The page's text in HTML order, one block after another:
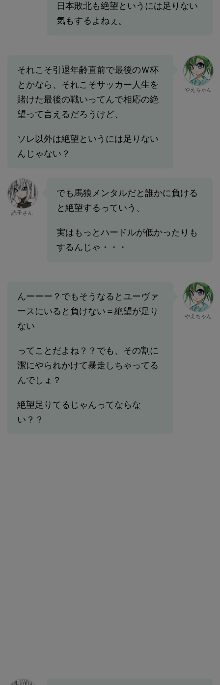
日本敗北も絶望というには足りない
気もするよねぇ。
それこそ引退年齢直前で最後のＷ杯
とかなら、それこそサッカー人生を
賭けた最後の戦いってんで相応の絶
望って言えるだろうけど、
ソレ以外は絶望というには足りない
んじゃない？
やえちゃん
読子さん
でも馬狼メンタルだと誰かに負ける
と絶望するっていう、
実はもっとハードルが低かったりも
するんじゃ・・・
んーーー？でもそうなるとユーヴァ
ースにいると負けない＝絶望が足り
ない
ってことだよね？？でも、その割に
潔にやられかけて暴走しちゃってる
んでしょ？
絶望足りてるじゃんってならな
い？？
やえちゃん